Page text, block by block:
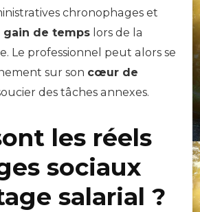
chronophages et
gain de temps lors de la
Le professionnel peut alors se
sur son cœur de
des tâches annexes.
les réels
sociaux
salarial ?